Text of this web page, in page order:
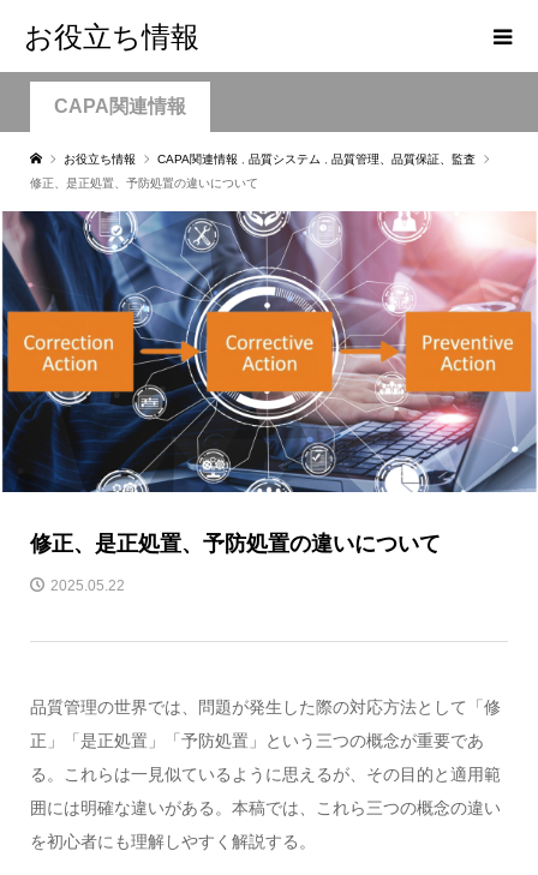
お役立ち情報
CAPA関連情報
お役立ち情報 CAPA関連情報 品質システム
品質管理、品質保証、監査
修正、是正処置、予防処置の違いについて
修正、是正処置、予防処置の違いについて
2025.05.22
品質管理の世界では、問題が発生した際の対応方法として「修
正」「是正処置」「予防処置」という三つの概念が重要であ
る。これらは一見似ているように思えるが、その目的と適用範
囲には明確な違いがある。本稿では、これら三つの概念の違い
を初心者にも理解しやすく解説する。